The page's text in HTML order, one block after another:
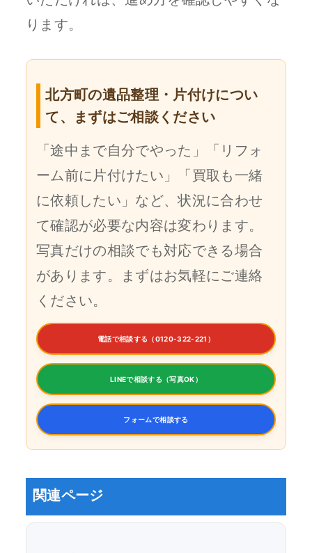
ります。
北方町の遺品整理・片付けについ
て、まずはご相談ください
「途中まで自分でやった」「リフォ
ーム前に片付けたい」「買取も一緒
に依頼したい」など、状況に合わせ
て確認が必要な内容は変わります。
写真だけの相談でも対応できる場合
があります。まずはお気軽にご連絡
ください。
電話で相談する（0120-322-221）
LINEで相談する（写真OK）
フォームで相談する
関連ページ